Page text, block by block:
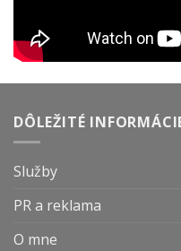
DÔLEŽITÉ
Služby
PR a reklama
O mne